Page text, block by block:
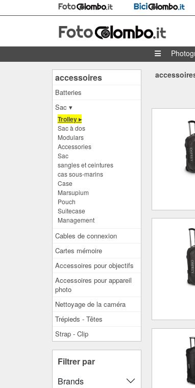
accessoires
Batteries
Sac ▾
Trolley ▸
Sac à dos
Modulars
Accessories
Sac
sangles et ceintures
cas sous-marins
Case
Marsupium
Pouch
Suitecase
Management
Cables de connexion
Cartes mémoire
Accessoires pour objectifs
Accessoires pour appareil
photo
Nettoyage de la caméra
Trépieds - Têtes
Strap - Clip
Filtrer par
Brands